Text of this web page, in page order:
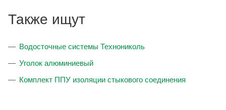
Также ищут
Водосточные системы Технониколь
Уголок алюминиевый
Комплект ППУ изоляции стыкового соединения